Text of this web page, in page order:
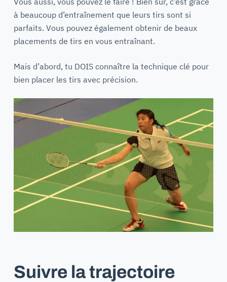
à beaucoup d’entraînement que leurs tirs sont si
parfaits. Vous pouvez également obtenir de beaux
placements de tirs en vous entraînant.
Mais d’abord, tu DOIS connaître la technique clé pour
bien placer les tirs avec précision.
Suivre la trajectoire